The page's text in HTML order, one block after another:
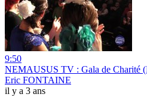
9:50
NEMAUSUS TV : Gala de Charité
Eric FONTAINE
il y a 3 ans